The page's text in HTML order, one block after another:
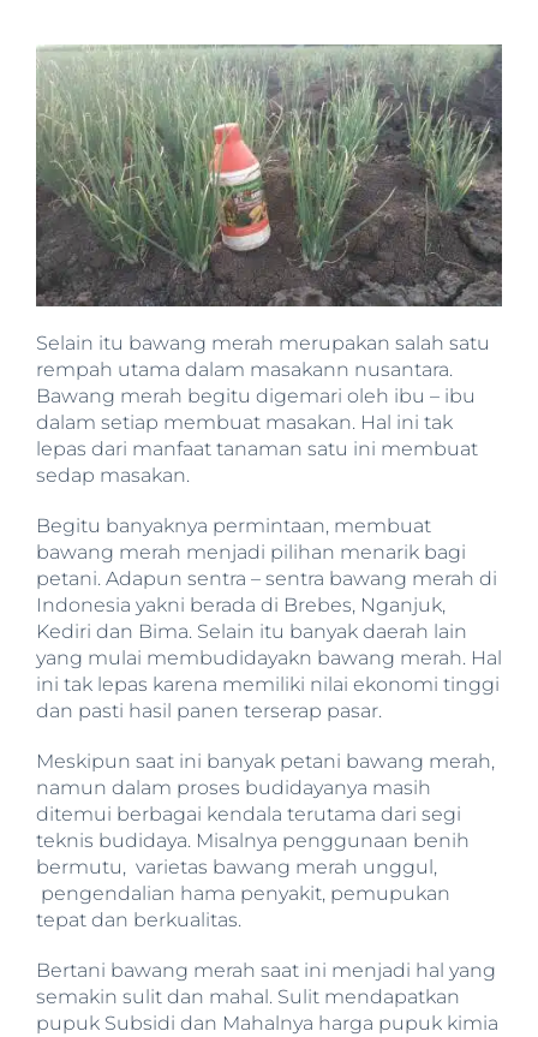
Selain itu bawang merah merupakan salah satu
rempah utama dalam masakann nusantara.
Bawang merah begitu digemari oleh ibu – ibu
dalam setiap membuat masakan. Hal ini tak
lepas dari manfaat tanaman satu ini membuat
sedap masakan.
Begitu banyaknya permintaan, membuat
bawang merah menjadi pilihan menarik bagi
petani. Adapun sentra – sentra bawang merah di
Indonesia yakni berada di Brebes, Nganjuk,
Kediri dan Bima. Selain itu banyak daerah lain
yang mulai membudidayakn bawang merah. Hal
ini tak lepas karena memiliki nilai ekonomi tinggi
dan pasti hasil panen terserap pasar.
Meskipun saat ini banyak petani bawang merah,
namun dalam proses budidayanya masih
ditemui berbagai kendala terutama dari segi
teknis budidaya. Misalnya penggunaan benih
bermutu, varietas bawang merah unggul,
pengendalian hama penyakit, pemupukan
tepat dan berkualitas.
Bertani bawang merah saat ini menjadi hal yang
semakin sulit dan mahal. Sulit mendapatkan
pupuk Subsidi dan Mahalnya harga pupuk kimia